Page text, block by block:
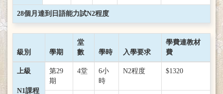
28個月達到日語能力試N2程度
級別 學期
堂
數
學時 入學要求
學費連教材
費
上級
N1課程
第29
期
4堂
6小
時
N2程度 $1320